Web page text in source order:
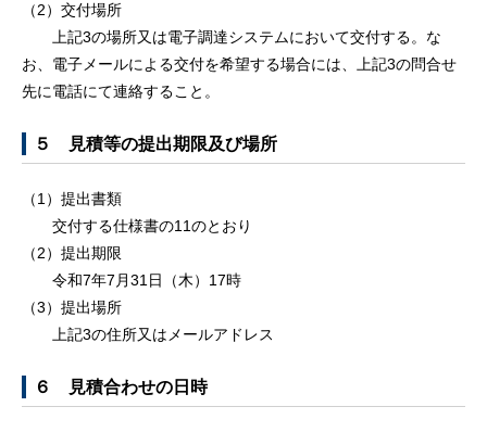
（2）交付場所
上記3の場所又は電子調達システムにおいて交付する。な
お、電子メールによる交付を希望する場合には、上記3の問合せ
先に電話にて連絡すること。
５ 見積等の提出期限及び場所
（1）提出書類
交付する仕様書の11のとおり
（2）提出期限
令和7年7月31日（木）17時
（3）提出場所
上記3の住所又はメールアドレス
６ 見積合わせの日時